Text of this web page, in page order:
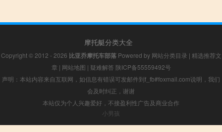
摩托艇分类大全
Copyright © 2012 - 2026 比亚乔摩托车部落Powered by 网站分类目录 | 精选推荐文
章 | 网站地图 | 疑难解答 陕ICP备55559492号
声明：本站内容来自互联网，如信息有错误可发邮件到f_fb#foxmail.com说明，我们
会及时纠正，谢谢
本站仅为个人兴趣爱好，不接盈利性广告及商业合作
小男孩